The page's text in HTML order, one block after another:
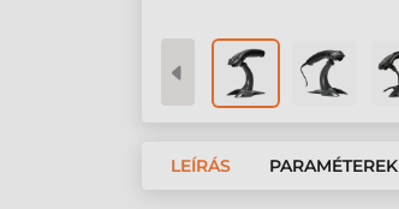
LEÍRÁS PARAMÉTEREK